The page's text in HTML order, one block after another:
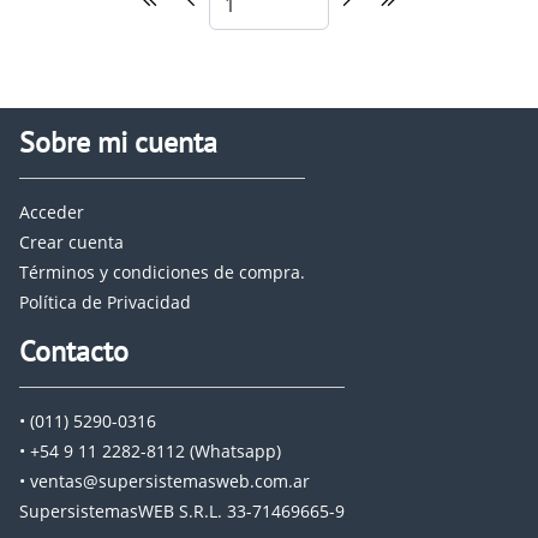
Sobre mi cuenta
Acceder
Crear cuenta
Términos y condiciones de compra.
Política de Privacidad
Contacto
• (011) 5290-0316
• +54 9 11 2282-8112 (Whatsapp)
• ventas@supersistemasweb.com.ar
SupersistemasWEB S.R.L. 33-71469665-9